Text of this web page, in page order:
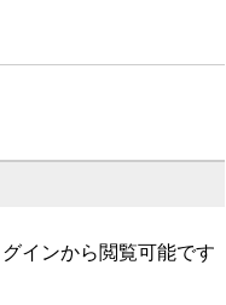
インから閲覧可能です